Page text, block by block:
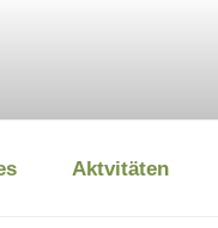
Aktvitäten